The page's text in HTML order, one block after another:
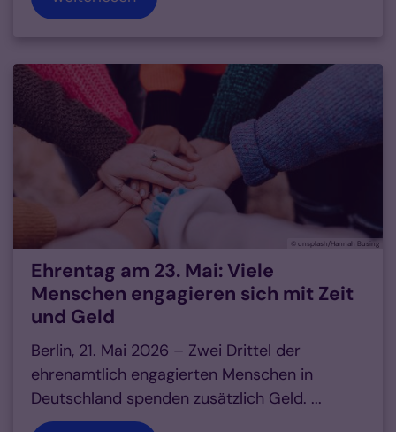
© unsplash/Hannah Busing
Ehrentag am 23. Mai: Viele
Menschen engagieren sich mit Zeit
und Geld
Berlin, 21. Mai 2026 – Zwei Drittel der
ehrenamtlich engagierten Menschen in
Deutschland spenden zusätzlich Geld. ...